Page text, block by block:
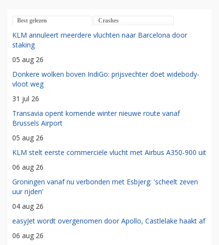
Best gelezen Crashes
KLM annuleert meerdere vluchten naar Barcelona door
staking
05 aug 26
Donkere wolken boven IndiGo: prijsvechter doet widebody-
vloot weg
31 jul 26
Transavia opent komende winter nieuwe route vanaf
Brussels Airport
05 aug 26
KLM stelt eerste commerciële vlucht met Airbus A350-900 uit
06 aug 26
Groningen vanaf nu verbonden met Esbjerg: 'scheelt zeven
uur rijden'
04 aug 26
easyJet wordt overgenomen door Apollo, Castlelake haakt af
06 aug 26